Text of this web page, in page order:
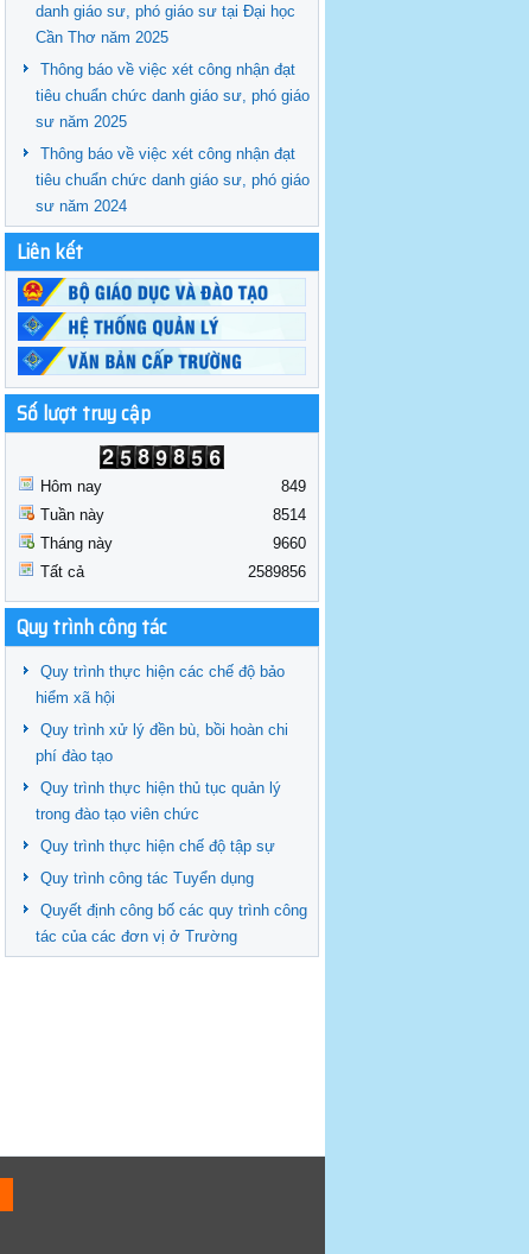
danh giáo sư, phó giáo sư tại Đại học
Cần Thơ năm 2025
Thông báo về việc xét công nhận đạt
tiêu chuẩn chức danh giáo sư, phó giáo
sư năm 2025
Thông báo về việc xét công nhận đạt
tiêu chuẩn chức danh giáo sư, phó giáo
sư năm 2024
Liên kết
Số lượt truy cập
Hôm nay
Tuần này
Tháng này
Tất cả
849
8514
9660
2589856
Quy trình công tác
Quy trình thực hiện các chế độ bảo
hiểm xã hội
Quy trình xử lý đền bù, bồi hoàn chi
phí đào tạo
Quy trình thực hiện thủ tục quản lý
trong đào tạo viên chức
Quy trình thực hiện chế độ tập sự
Quy trình công tác Tuyển dụng
Quyết định công bố các quy trình công
tác của các đơn vị ở Trường